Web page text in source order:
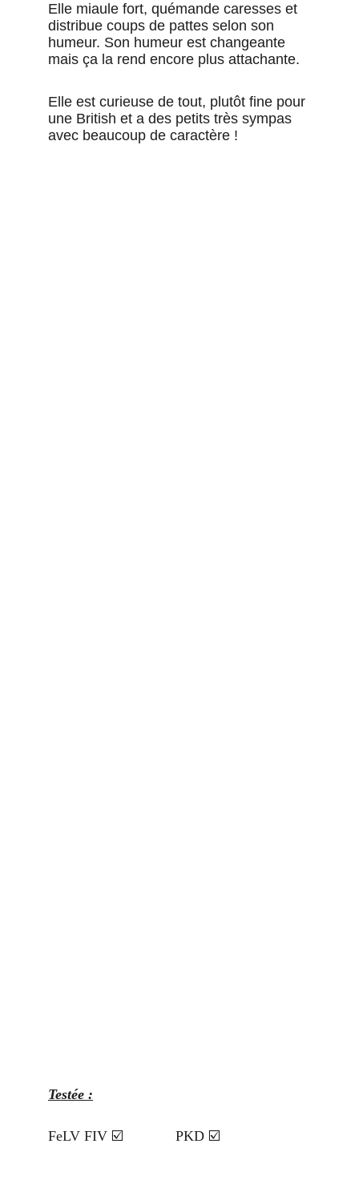
Elle miaule fort, quémande caresses et
distribue coups de pattes selon son
humeur. Son humeur est changeante
mais ça la rend encore plus attachante.
Elle est curieuse de tout, plutôt fine pour
une British et a des petits très sympas
avec beaucoup de caractère !
Testée :
FeLV FIV ☑️             PKD ☑️